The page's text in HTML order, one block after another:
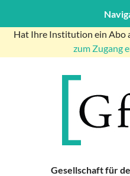
Hat Ihre Institution ein Abo
zum Zugang
Gesellschaft für